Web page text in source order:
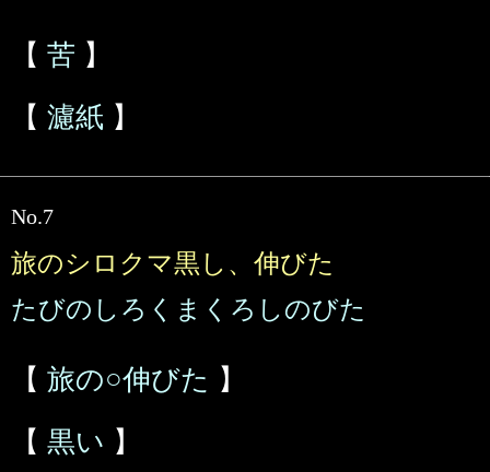
【 苦 】
【 濾紙 】
No.7
旅のシロクマ黒し、伸びた
たびのしろくまくろしのびた
【 旅の○伸びた 】
【 黒い 】